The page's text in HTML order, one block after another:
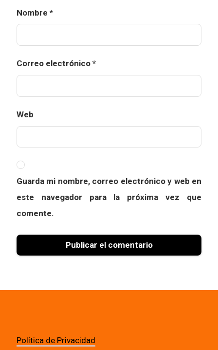
Nombre *
Correo electrónico *
Web
Guarda mi nombre, correo electrónico y web en
este navegador para la próxima vez que
comente.
Política de Privacidad